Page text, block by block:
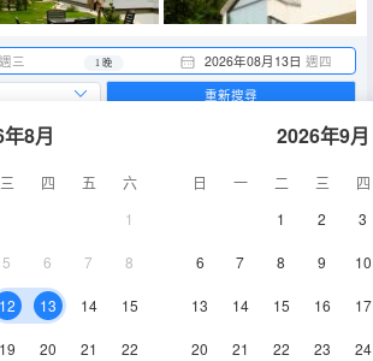
週三 2026年08月13日 週四
1 晚
8月
三 四 五
六
1
5 6 7 8
12 13 14 15
19 20 21 22
2026年9月
日 一 二 三
四
1
2 3
6 7 8 9 10
13 14 15 16 17
20 21 22 23 24
重新搜尋
130.3㎡ 空調